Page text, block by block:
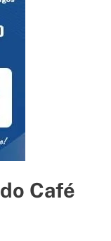
Café